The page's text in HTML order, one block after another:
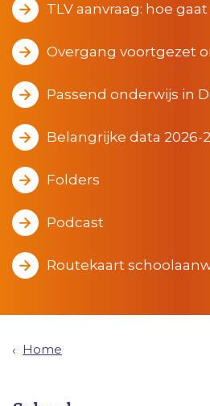
TLV aanvraag: hoe
Overgang voortgezet
Passend onderwijs in
Belangrijke data 2026-
Folders
Podcast
Routekaart
Home